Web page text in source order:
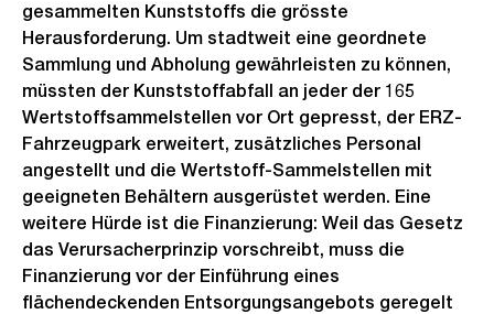
gesammelten Kunststoffs die grösste
Herausforderung. Um stadtweit eine geordnete
Sammlung und Abholung gewährleisten zu können,
müssten der Kunststoffabfall an jeder der 165
Wertstoffsammelstellen vor Ort gepresst, der ERZ-
Fahrzeugpark erweitert, zusätzliches Personal
angestellt und die Wertstoff-Sammelstellen mit
geeigneten Behältern ausgerüstet werden. Eine
weitere Hürde ist die Finanzierung: Weil das Gesetz
das Verursacherprinzip vorschreibt, muss die
Finanzierung vor der Einführung eines
flächendeckenden Entsorgungsangebots geregelt